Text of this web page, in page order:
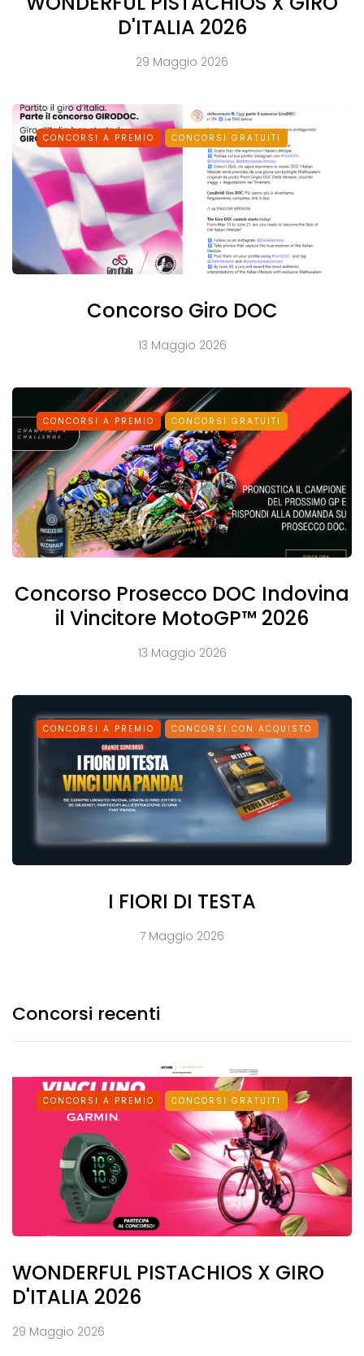
D'ITALIA 2026
29 Maggio 2026
CONCORSI A PREMIO CONCORSI GRATUITI
Concorso Giro DOC
13 Maggio 2026
CONCORSI A PREMIO CONCORSI GRATUITI
Concorso Prosecco DOC Indovina
il Vincitore MotoGP™ 2026
13 Maggio 2026
CONCORSI A PREMIO CONCORSI CON ACQUISTO
I FIORI DI TESTA
7 Maggio 2026
Concorsi recenti
CONCORSI A PREMIO CONCORSI GRATUITI
WONDERFUL PISTACHIOS X GIRO
D'ITALIA 2026
29 Maggio 2026